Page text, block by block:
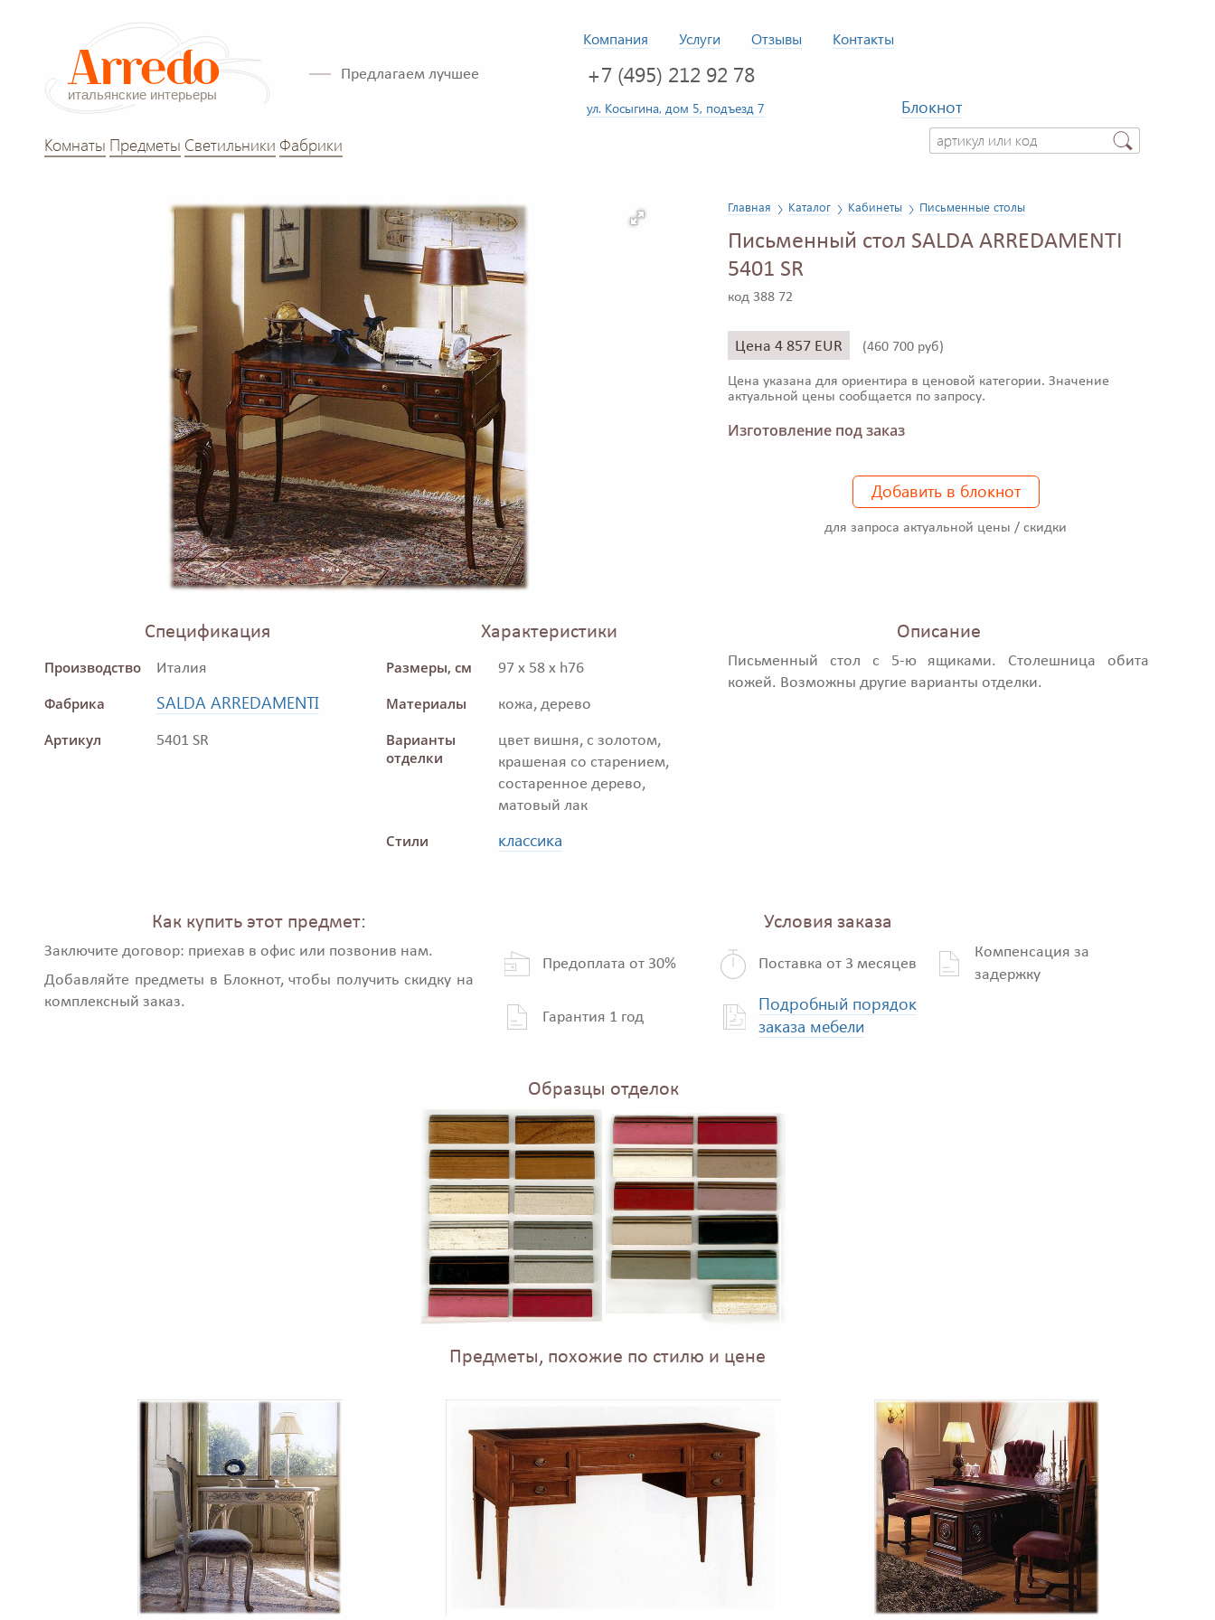
Компания Услуги Отзывы Контакты
Предлагаем лучшее +7 (495) 212 92 78
ул. Косыгина, дом 5, подъезд 7
Блокнот
Комнаты Предметы Светильники Фабрики
Главная Каталог Кабинеты Письменные столы
Письменный стол SALDA ARREDAMENTI
5401 SR
код 388 72
Цена 4 857 EUR (460 700 руб)
Цена указана для ориентира в ценовой категории. Значение
актуальной цены сообщается по запросу.
Изготовление под заказ
Добавить в блокнот
для запроса актуальной цены / скидки
Спецификация
Производство Италия
Фабрика SALDA ARREDAMENTI
Артикул 5401 SR
Характеристики
Размеры, см 97 x 58 x h76
Материалы кожа, дерево
Варианты
отделки
цвет вишня, с золотом,
крашеная со старением,
состаренное дерево,
матовый лак
Стили классика
Описание
Письменный стол с 5-ю ящиками. Столешница обита
кожей. Возможны другие варианты отделки.
Как купить этот предмет:
Заключите договор: приехав в офис или позвонив нам.
Добавляйте предметы в Блокнот, чтобы получить скидку на
комплексный заказ.
Условия заказа
Предоплата от 30% Поставка от 3 месяцев
Компенсация за
задержку
Гарантия 1 год
Подробный порядок
заказа мебели
Образцы отделок
Предметы, похожие по стилю и цене